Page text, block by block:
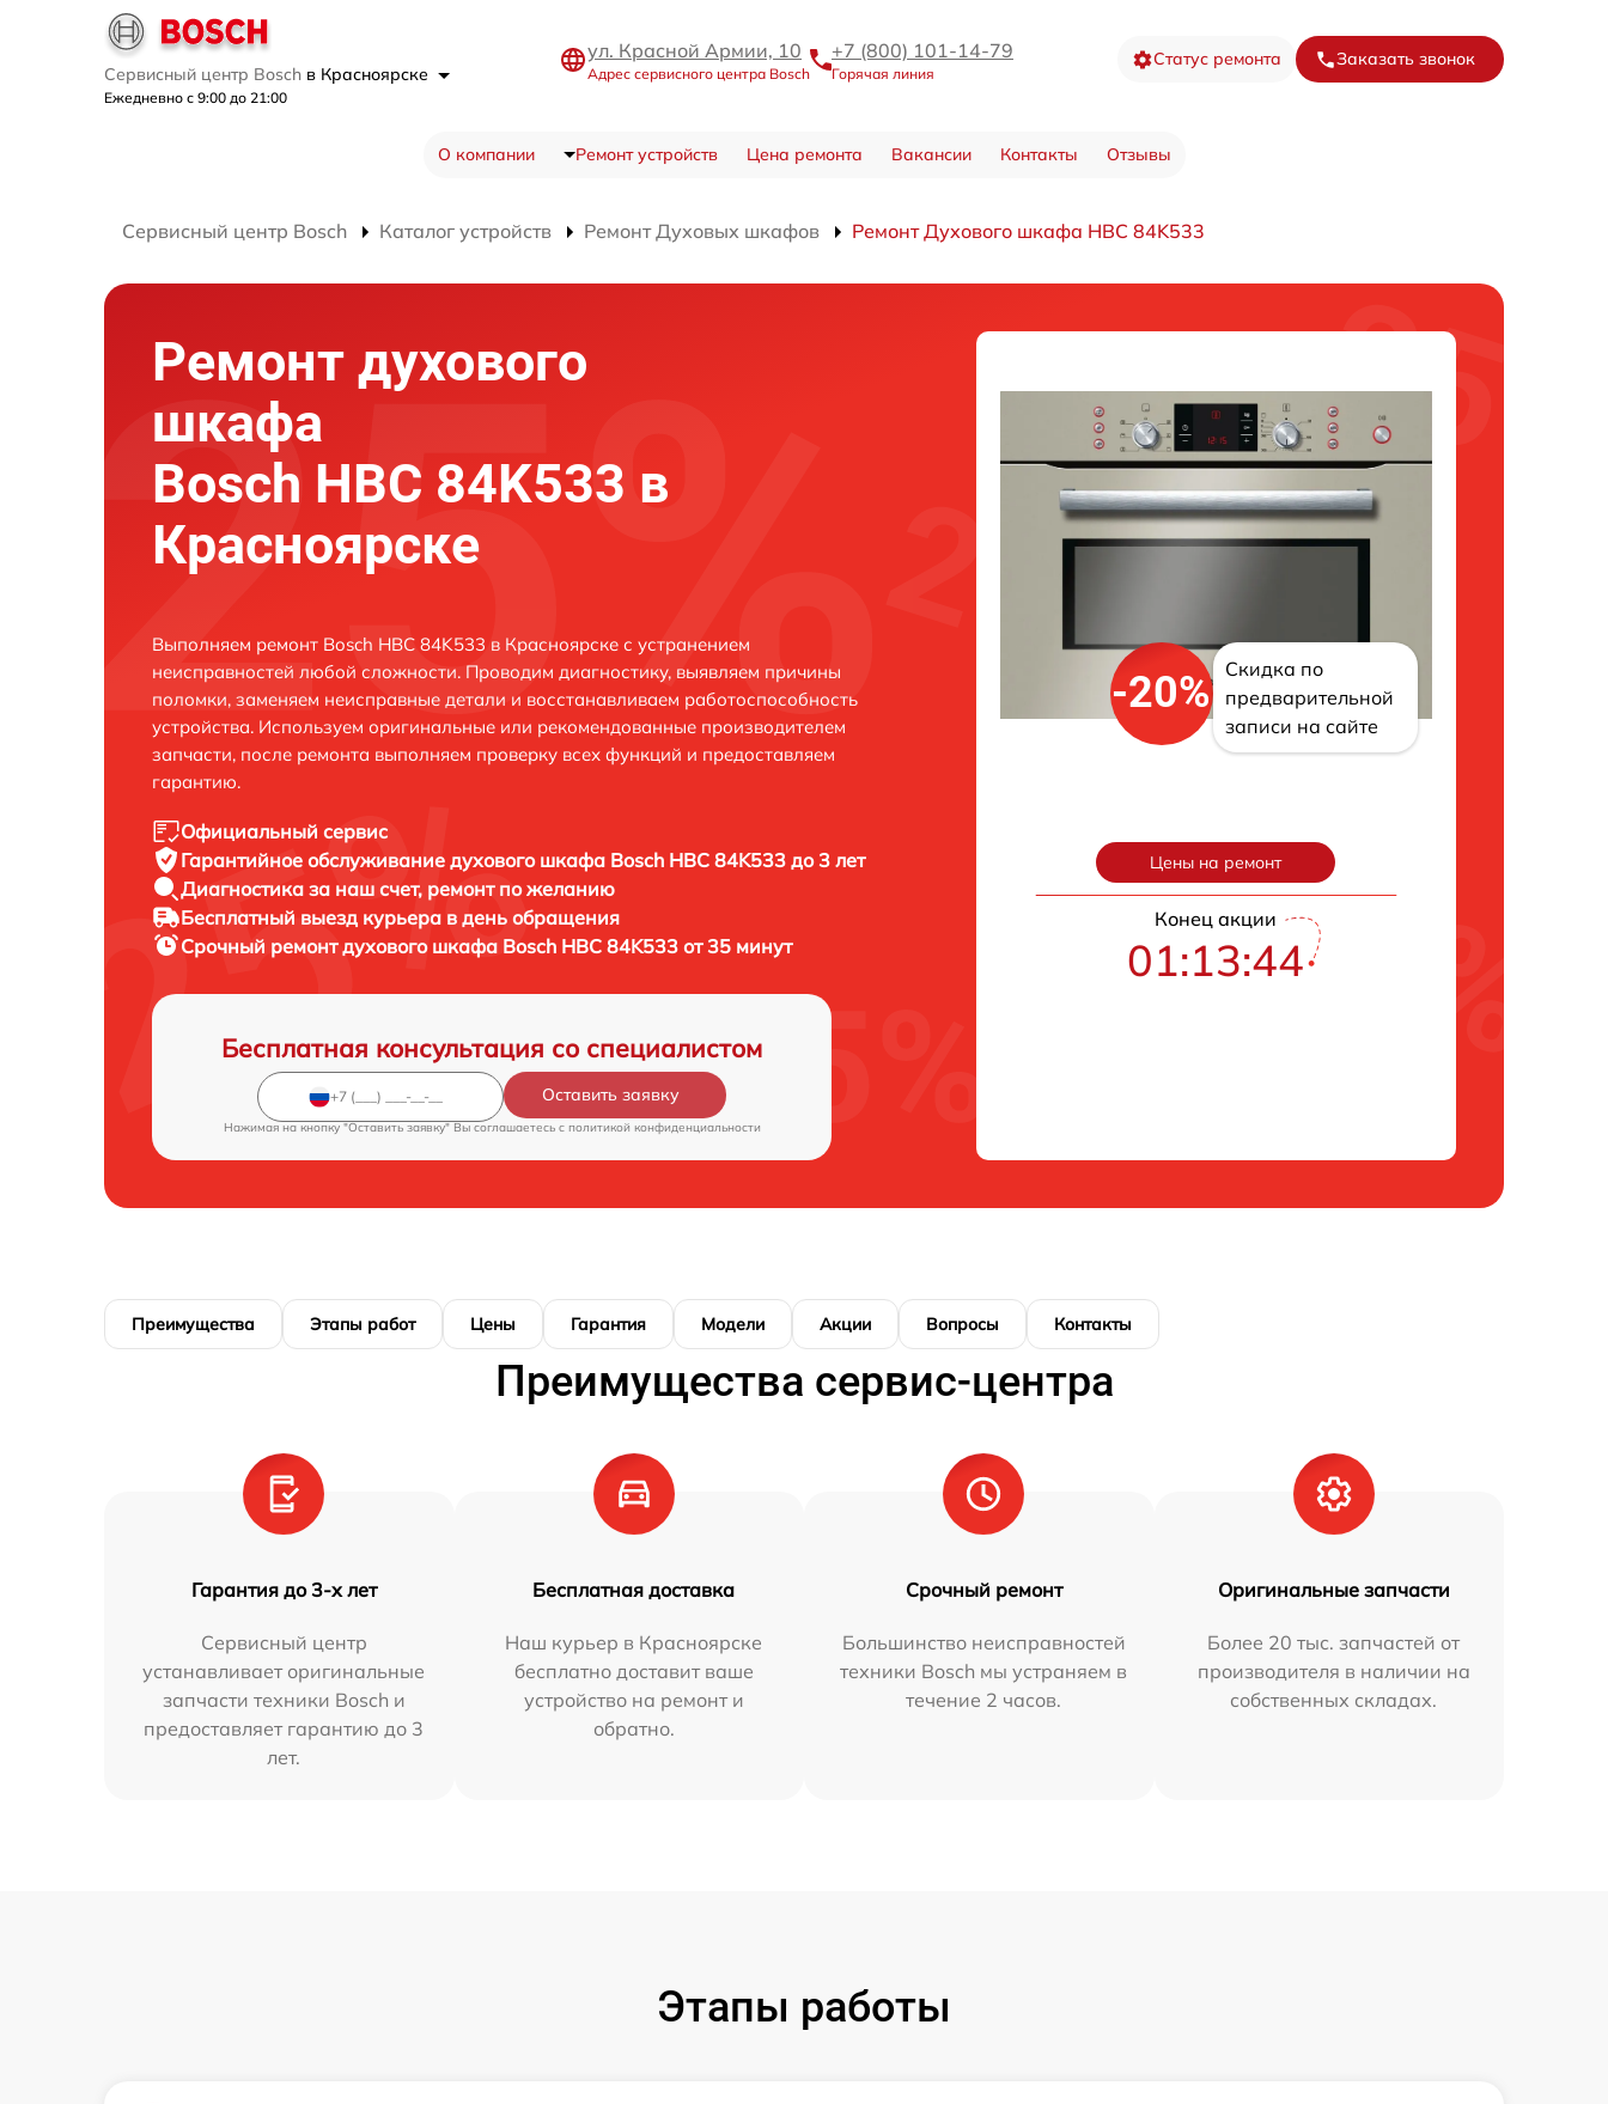
Сервисный центр Bosch в Красноярске
Ежедневно с 9:00 до 21:00
ул. Красной Армии, 10
Адрес сервисного центра Bosch
+7 (800) 101-14-79
Горячая линия
Статус ремонта Заказать звонок
О компании Ремонт устройств Цена ремонта Вакансии Контакты Отзывы
Сервисный центр Bosch Каталог устройств Ремонт Духовых шкафов Ремонт Духового шкафа HBC 84K533
Ремонт духового
шкафа
Bosch HBC 84K533 в
Красноярске
Выполняем ремонт Bosch HBC 84K533 в Красноярске с устранением
неисправностей любой сложности. Проводим диагностику, выявляем причины
поломки, заменяем неисправные детали и восстанавливаем работоспособность
устройства. Используем оригинальные или рекомендованные производителем
запчасти, после ремонта выполняем проверку всех функций и предоставляем
гарантию.
Официальный сервис
Гарантийное обслуживание духового шкафа Bosch HBC 84K533 до 3 лет
Диагностика за наш счет, ремонт по желанию
Бесплатный выезд курьера в день обращения
Срочный ремонтдухового шкафа Bosch HBC 84K533 от 35 минут
Бесплатная консультация со специалистом
Оставить заявку
Нажимая на кнопку "Оставить заявку" Вы соглашаетесь c политикой конфиденциальности
-20%
Скидка по
предварительной
записи на сайте
Цены на ремонт
Конец акции
01:13:43
Преимущества Этапы работ Цены Гарантия Модели Акции Вопросы Контакты
Преимущества сервис-центра
Гарантия до 3-х лет
Сервисный центр
устанавливает оригинальные
запчасти техники Bosch и
предоставляет гарантию до 3
лет.
Бесплатная доставка
Наш курьер в Красноярске
бесплатно доставит ваше
устройство на ремонт и
обратно.
Срочный ремонт
Большинство неисправностей
техники Bosch мы устраняем в
течение 2 часов.
Оригинальные запчасти
Более 20 тыс. запчастей от
производителя в наличии на
собственных складах.
Этапы работы